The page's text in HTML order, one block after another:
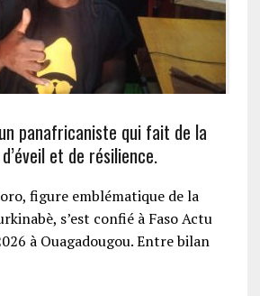
panafricaniste qui fait de la
et de résilience.
figure emblématique de la
s’est confié à Faso Actu
à Ouagadougou. Entre bilan